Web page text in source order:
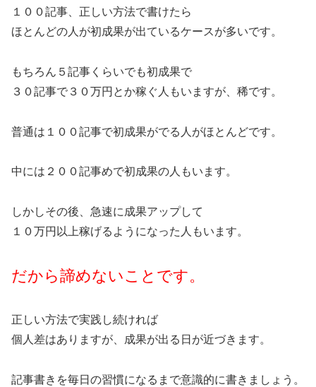
１００記事、正しい方法で書けたら
ほとんどの人が初成果が出ているケースが多いです。
もちろん５記事くらいでも初成果で
３０記事で３０万円とか稼ぐ人もいますが、稀です。
普通は１００記事で初成果がでる人がほとんどです。
中には２００記事めで初成果の人もいます。
しかしその後、急速に成果アップして
１０万円以上稼げるようになった人もいます。
だから諦めないことです。
正しい方法で実践し続ければ
個人差はありますが、成果が出る日が近づきます。
記事書きを毎日の習慣になるまで意識的に書きましょう。